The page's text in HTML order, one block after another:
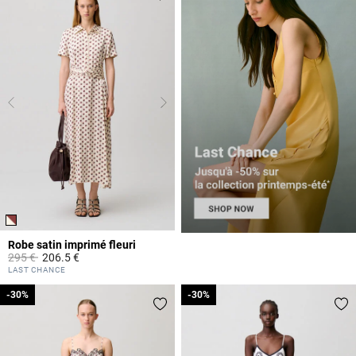
Robe satin imprimé fleuri
Prix réduit à partir de
295 €à206.5 €
5 out of 5 Customer Rating
LAST CHANCE
-30%
-30% -30%
-30%